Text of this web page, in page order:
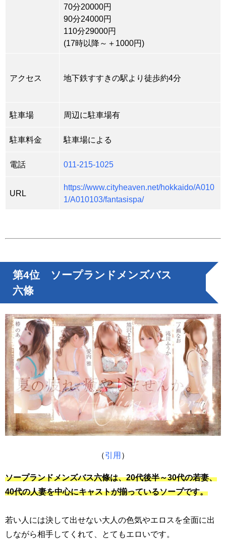
70分20000円
90分24000円
110分29000円
(17時以降～＋1000円)
アクセス 地下鉄すすきの駅より徒歩約4分
駐車場 周辺に駐車場有
駐車料金 駐車場による
電話 011-215-1025
URL
https://www.cityheaven.net/hokkaido/A010
1/A010103/fantasispa/
第4位 ソープランドメンズバス
六條
（引用 ）
ソープランドメンズバス六條は、20代後半～30代の若妻、
40代の人妻を中心にキャストが揃っているソープです。
若い人には決して出せない大人の色気やエロスを全面に出
しながら相手してくれて、とてもエロいです。